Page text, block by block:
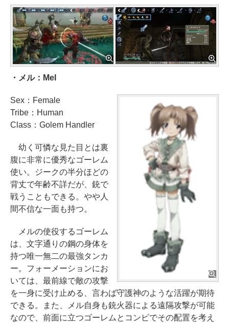
・メル：Mel
Sex：Female
Tribe：Human
Class：Golem Handler
幼く可憐な見た目とは裏
腹に非常に優秀なゴーレム
使い。ジークの半分ほどの
背丈で年齢不詳だが、銃で
戦うこともできる。やや人
間不信な一面も持つ。
メルの使役するゴーレム
は、文字通りの鋼の身体を
持つ唯一無二の最強タンカ
ー。フォーメーションにお
いては、最前線で敵の攻撃
を一身に受け止める、言わば守護神のような活躍が期待
できる。また、メル自身も銃火器による遠隔攻撃が可能
なので、前面に立つゴーレムとコンビでその配置を考え